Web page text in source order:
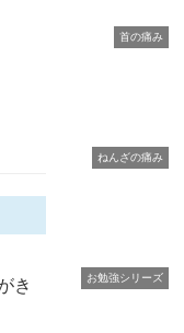
き
首の痛み
ねんざの痛み
お勉強シリーズ